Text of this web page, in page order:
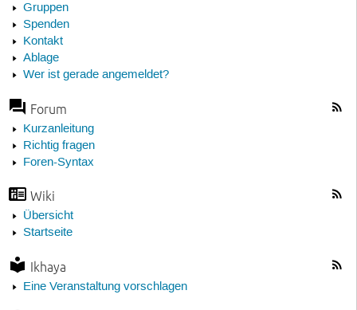
Gruppen
Spenden
Kontakt
Ablage
Wer ist gerade angemeldet?
Forum
Kurzanleitung
Richtig fragen
Foren-Syntax
Wiki
Übersicht
Startseite
Ikhaya
Eine Veranstaltung vorschlagen